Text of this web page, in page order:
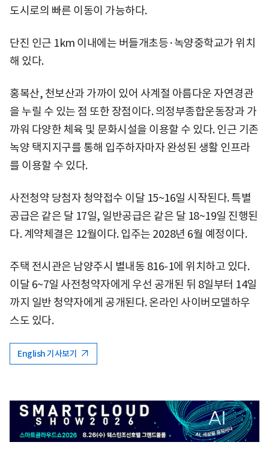
도시로의 빠른 이동이 가능하다.
단진 인근 1km 이내에는 버들개초등·녹양중학교가 위치
해 있다.
홍복산, 천보산과 가까이 있어 사계절 아름다운 자연경관
을 누릴 수 있는 점 또한 장점이다. 의정부종합운동장과 가
까워 다양한 체육 및 문화시설을 이용할 수 있다. 인근 기존
녹양 택지지구를 통해 입주하자마자 완성된 생활 인프라
를 이용할 수 있다.
사전청약 당첨자 청약접수 이달 15~16일 시작된다. 특별
공급은 같은 달 17일, 일반공급은 같은 달 18~19일 진행된
다. 계약체결은 12월이다. 입주는 2028년 6월 예정이다.
주택 전시관은 남양주시 별내동 816-1에 위치하고 있다.
이달 6~7일 사전청약자에게 우선 공개된 뒤 8일부터 14일
까지 일반 청약자에게 공개된다. 온라인 사이버모델하우
스도 있다.
English 기사보기